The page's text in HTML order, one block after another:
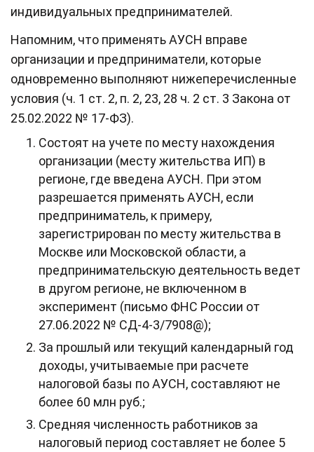
индивидуальных предпринимателей.
Напомним, что применять АУСН вправе
организации и предприниматели, которые
одновременно выполняют нижеперечисленные
условия (ч. 1 ст. 2, п. 2, 23, 28 ч. 2 ст. 3 Закона от
25.02.2022 № 17-ФЗ).
Состоят на учете по месту нахождения
организации (месту жительства ИП) в
регионе, где введена АУСН. При этом
разрешается применять АУСН, если
предприниматель, к примеру,
зарегистрирован по месту жительства в
Москве или Московской области, а
предпринимательскую деятельность ведет
в другом регионе, не включенном в
эксперимент (письмо ФНС России от
27.06.2022 № СД-4-3/7908@);
За прошлый или текущий календарный год
доходы, учитываемые при расчете
налоговой базы по АУСН, составляют не
более 60 млн руб.;
Средняя численность работников за
налоговый период составляет не более 5